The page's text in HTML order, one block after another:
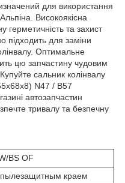
для використання
Високоякісна
герметичність та захист
підходить для заміни
Оптимальне
цю запчастину чудовим
сальник колінвалу
N47 / B57
автозапчастин
тривалу та безпечну
BS OF
краем